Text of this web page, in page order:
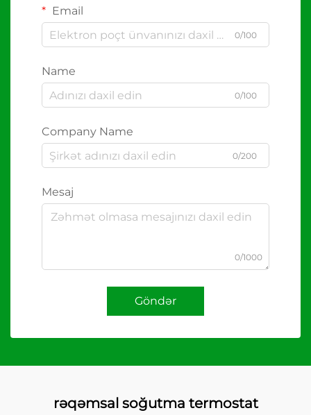
Email
0/100
Name
0/100
Company Name
0/200
Mesaj
0/1000
Göndər
rəqəmsal soğutma termostat